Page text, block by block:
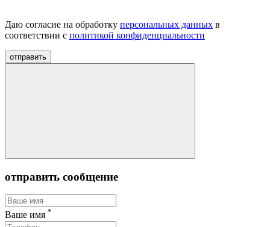
Даю согласие на обработку персональных данных в
соответствии с политикой конфиденциальности
отправить
отправить сообщение
Ваше имя *